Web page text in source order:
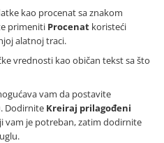
kao procenat sa znakom
primeniti Procenat koristeći
alatnoj traci.
vrednosti kao običan tekst sa što
vam da postavite
Dodirnite Kreiraj prilagođeni
vam je potreban, zatim dodirnite